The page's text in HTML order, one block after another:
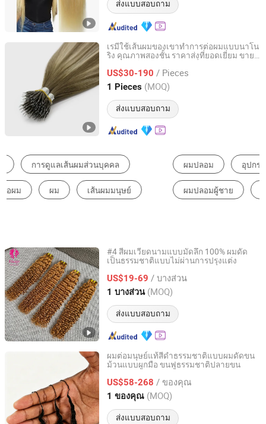
ส่งแบบสอบถาม
เรมี่ใช้เส้นผมของเขาทำการต่อผมแบบนาโน
ริง คุณภาพสองชั้น ราคาส่งที่ยอดเยี่ยม ขาย
ผม
US$30-190 / Pieces
1 Pieces (MOQ)
ส่งแบบสอบถาม
Juancheng Yize E-Commerce Co., Ltd.
Shandong, China อัตราจาก 2025
ผมปลอม อุปกรณ์ต่อผม อุปกรณ์ทอผมและต่อผม
ผมปลอมผู้ชาย ผมต่อ ผลิตภัณฑ์สำหรับเส้นผมอื่นๆ
#4 สีผมเวียดนามแบบมัดลึก 100% ผมดัด
เป็นธรรมชาติแบบไม่ผ่านการปรุงแต่ง
US$19-69 / บางส่วน
1 บางส่วน (MOQ)
ส่งแบบสอบถาม
Guangzhou Yimei Hair Products Co., Ltd.
Guangdong, China อัตราจาก 2025
ผมต่อมนุษย์แท้สีดำธรรมชาติแบบผมดัดขน
ม้วนแบบผูกมือ ขนฟูธรรมชาติปลายขน
US$58-268 / ของคุณ
1 ของคุณ (MOQ)
ส่งแบบสอบถาม
Juancheng County Chaofan Hair Products Co., Ltd.
Shandong, China อัตราจาก 2026